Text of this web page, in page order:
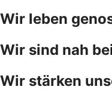
Wir leben
Wir sind nah
Wir stärken